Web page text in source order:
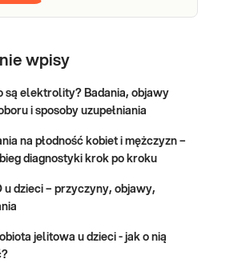
wpisy
są elektrolity? Badania, objawy
i sposoby uzupełniania
na płodność kobiet i mężczyzn –
diagnostyki krok po kroku
u dzieci – przyczyny, objawy,
jelitowa u dzieci - jak o nią